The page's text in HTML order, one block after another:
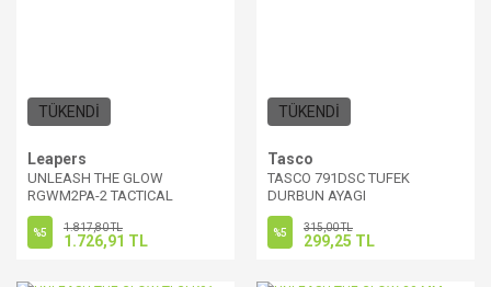
TÜKENDİ
Leapers
UNLEASH THE GLOW
RGWM2PA-2 TACTICAL
DAMPA AYAK
%5 1.817,80 TL
1.726,91 TL
TÜKENDİ
Tasco
TASCO 791DSC TUFEK
DURBUN AYAGI
%5 315,00 TL
299,25 TL